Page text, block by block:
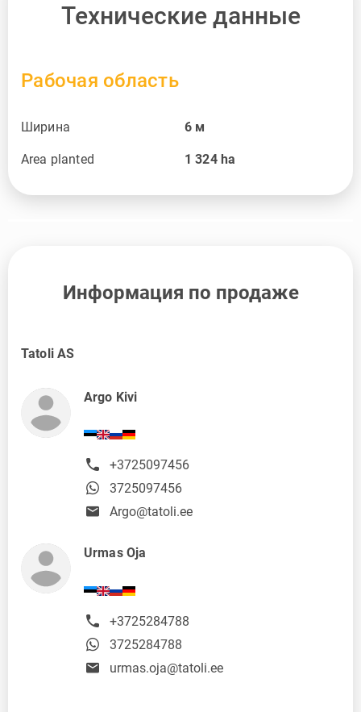
Технические данные
Рабочая область
Ширина 6 м
Area planted 1 324 ha
Информация по продаже
Tatoli AS
Argo Kivi
+3725097456
3725097456
Argo@tatoli.ee
Urmas Oja
+3725284788
3725284788
urmas.oja@tatoli.ee